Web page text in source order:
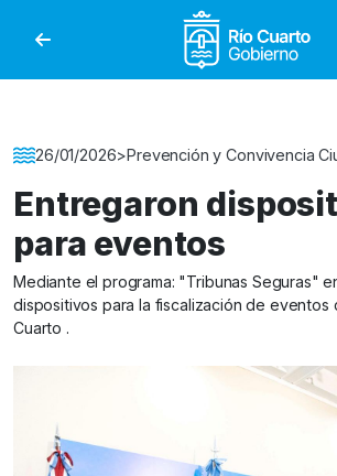
Detalle de la Noticia
26/01/2026>Prevención y Convivencia
Entregaron
para eventos
Mediante el programa: "Tribunas Seguras"
dispositivos para la fiscalización de eventos
Cuarto .